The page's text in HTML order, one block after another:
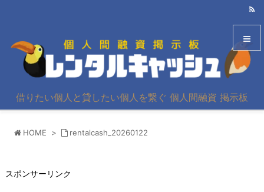
借りたい個人と貸したい個人を繋ぐ 個人間融資 掲示板
HOME > rentalcash_20260122
スポンサーリンク